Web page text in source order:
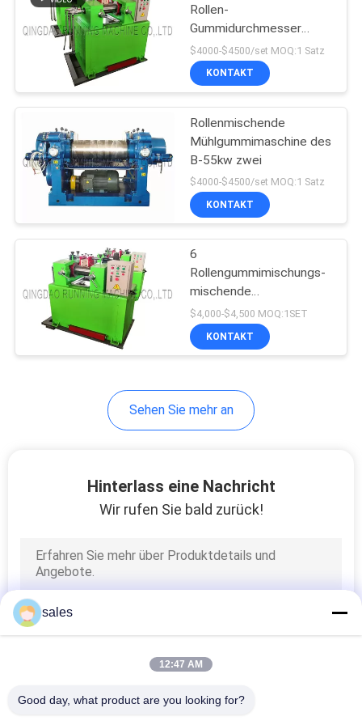
Förderband-Gelenk-
Maschine
82
Gummischlauch-
Fertigungsstraße
Gummifliese, die
Reifen, der
Maschine kuriert
Rollen-
Gummidurchmesser
Rollenmischende
Mühlwasserkühlungs-
160mm
$4000-$4500/set MOQ:1 Satz
KONTAKT
Rollenmischende
Mühlgummimaschine des
B-55kw zwei
$4000-$4500/set MOQ:1 Satz
KONTAKT
6
Rollengummimischungs-
mischende
Mühlmaschine des Zoll-
1-2kg der Kapazitäts-
zwei
$4,000-$4,500 MOQ:1SET
KONTAKT
Sehen Sie mehr an
Hinterlass eine Nachricht
Wir rufen Sie bald zurück!
sales
12:47 AM
Good day, what product are you looking for?